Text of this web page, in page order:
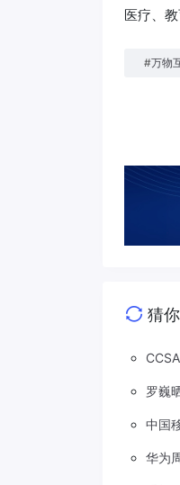
医疗、
#万物
猜
罗巍
中国
华为